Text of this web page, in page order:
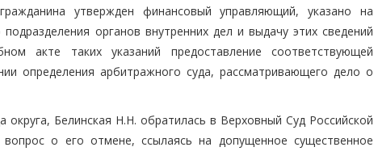
утвержден финансовый управляющий, указано на
органов внутренних дел и выдачу этих сведений
акте таких указаний предоставление соответствующей
определения арбитражного суда, рассматривающего дело о
Белинская Н.Н. обратилась в Верховный Суд Российской
о его отмене, ссылаясь на допущенное существенное